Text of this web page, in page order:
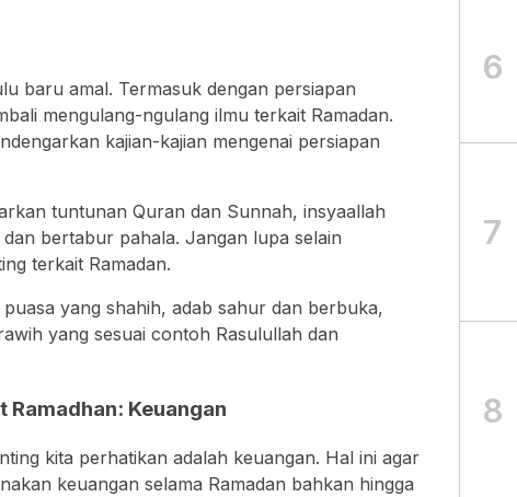
baru amal. Termasuk dengan persiapan
mengulang-ngulang ilmu terkait Ramadan.
kajian-kajian mengenai persiapan
tuntunan Quran dan Sunnah, insyaallah
dan bertabur pahala. Jangan lupa selain
terkait Ramadan.
yang shahih, adab sahur dan berbuka,
yang sesuai contoh Rasulullah dan
Ramadhan: Keuangan
kita perhatikan adalah keuangan. Hal ini agar
keuangan selama Ramadan bahkan hingga
6
7
8